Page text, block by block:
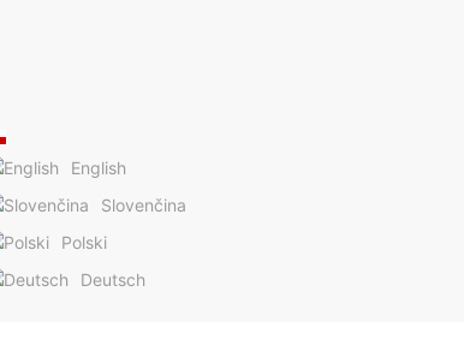
English
Slovenčina
Polski
Deutsch